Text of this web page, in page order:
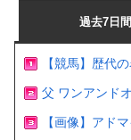
過去7日間
【競馬】歴代
父 ワンアンド
【画像】アド